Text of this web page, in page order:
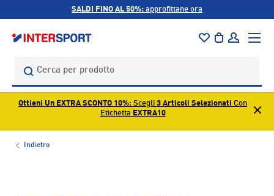
SALDI FINO AL 50%: approfittane ora
Cerca
BorsaAccedi
Menu
Ottieni Un EXTRA SCONTO 10%: Scegli 3 Articoli Selezionati Con
Etichetta EXTRA10
Indietro